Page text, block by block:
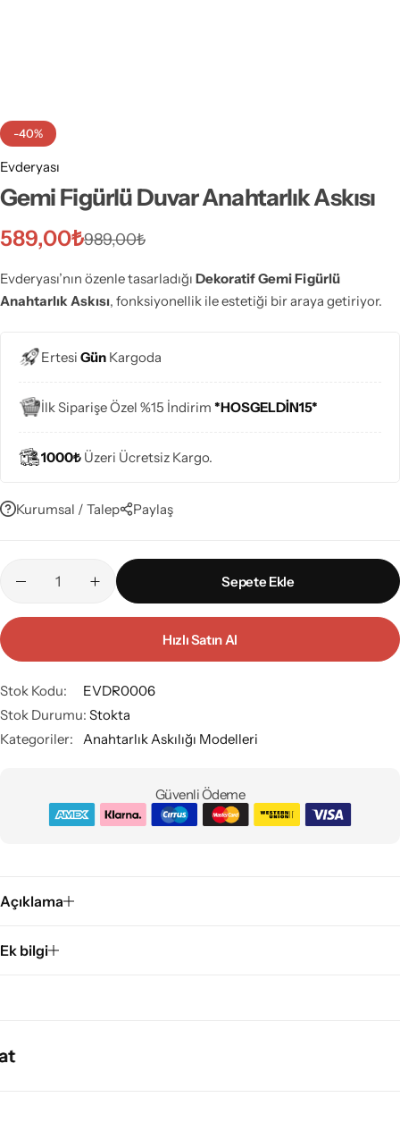
-40%
Evderyası
Gemi Figürlü Duvar Anahtarlık Askısı
989,00₺
589,00₺
Evderyası’nın özenle tasarladığı Dekoratif Gemi Figürlü
Anahtarlık Askısı, fonksiyonellik ile estetiği bir araya getiriyor.
Ertesi Gün Kargoda
İlk Siparişe Özel %15 İndirim *HOSGELDİN15*
1000₺ Üzeri Ücretsiz Kargo.
Kurumsal / Talep Paylaş
Sepete Ekle
Hızlı Satın Al
Stok Kodu:
EVDR0006
Stok Durumu: Stokta
Kategoriler:
Anahtarlık Askılığı Modelleri
Güvenli Ödeme
Açıklama
Ek bilgi